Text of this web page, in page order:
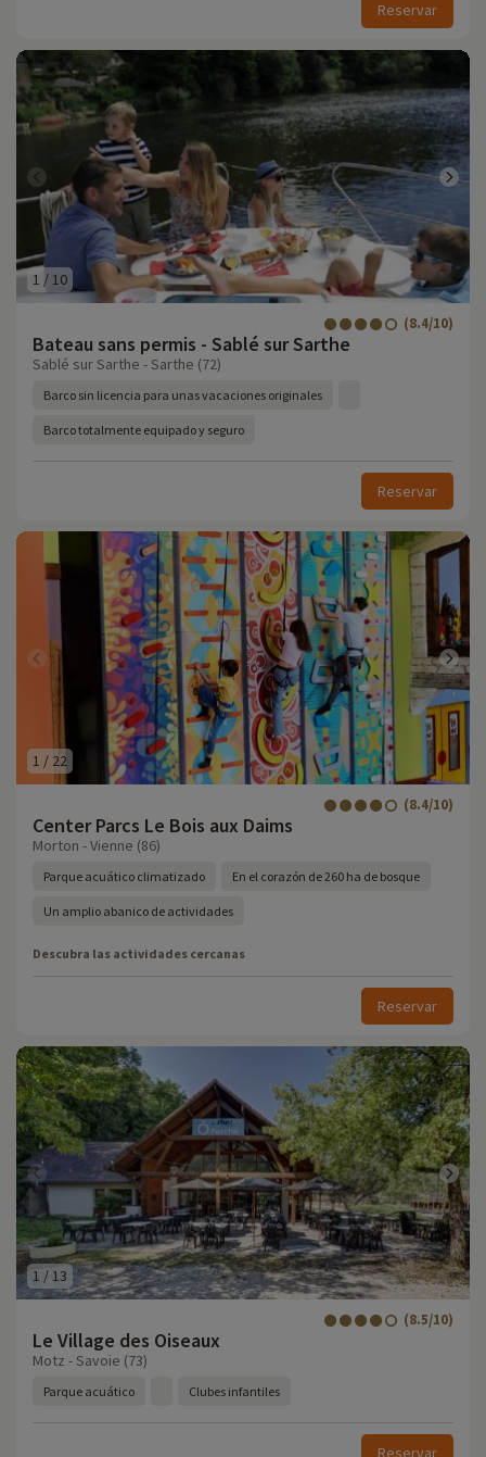
Reservar
1 / 10
Bateau sans permis - Sablé sur Sarthe
(8.4/10)
Sablé sur Sarthe - Sarthe (72)
Barco sin licencia para unas vacaciones originales
Barco totalmente equipado y seguro
Reservar
1 / 22
Center Parcs Le Bois aux Daims
(8.4/10)
Morton - Vienne (86)
Parque acuático climatizado En el corazón de 260 ha de bosque
Un amplio abanico de actividades
Descubra las actividades cercanas
Reservar
1 /13
Le Village des Oiseaux
(8.5/10)
Motz - Savoie (73)
Parque acuático Clubes infantiles
Reservar